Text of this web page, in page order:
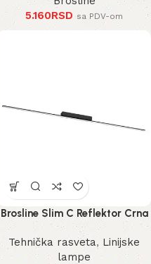
5.160RSD sa PDV-om
Brosline Slim C Reflektor Crna
3000K 1200 mm 40 mm 1289
mm
Tehnička rasveta, Linijske
lampe